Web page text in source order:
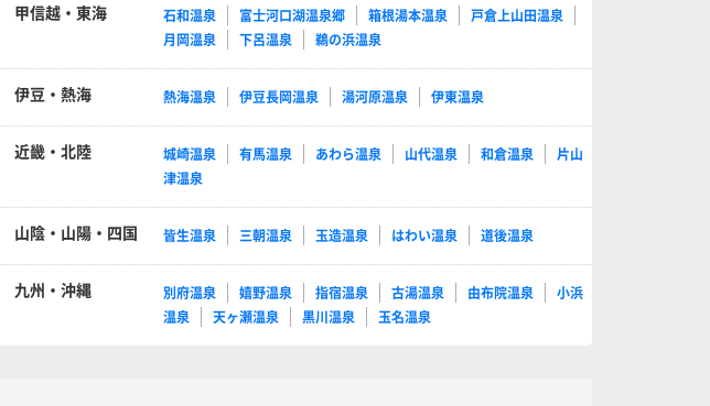
甲信越・東海 石和温泉 富士河口湖温泉郷 箱根湯本温泉
戸倉上山田温泉
月岡温泉
下呂温泉 鵜の浜温泉
伊豆・熱海 熱海温泉 伊豆長岡温泉 湯河原温泉 伊東温泉
近畿・北陸 城崎温泉 有馬温泉 あわら温泉 山代温泉 和倉温泉
片山
津温泉
山陰・山陽・四国 皆生温泉 三朝温泉 玉造温泉 はわい温泉 道後温泉
九州・沖縄 別府温泉 嬉野温泉 指宿温泉 古湯温泉 由布院温泉
小浜
温泉
天ヶ瀬温泉 黒川温泉 玉名温泉